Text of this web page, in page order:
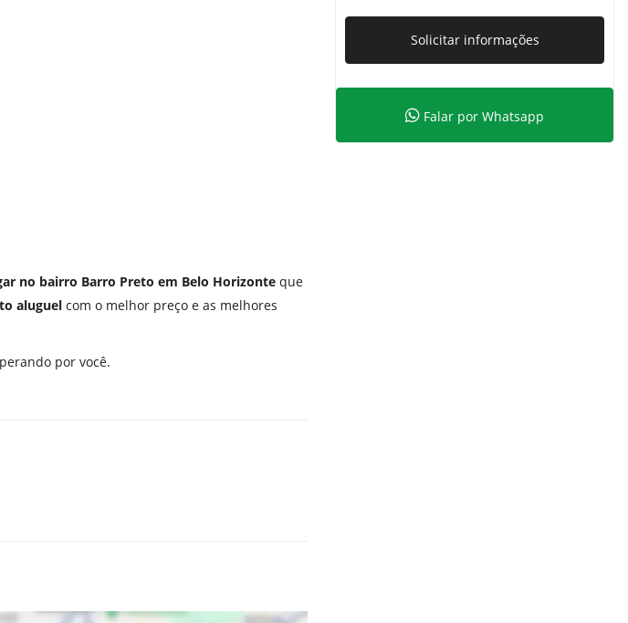
no bairro Barro Preto em Belo Horizonte que
aluguel com o melhor preço e as melhores
por você.
Solicitar informações
Falar por Whatsapp